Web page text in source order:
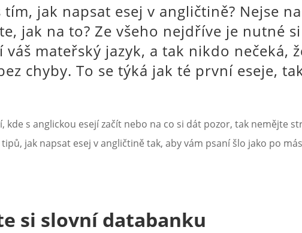
tím, jak napsat esej v angličtině? Nejse
jak na to? Ze všeho nejdříve je nutné
mateřský jazyk, a tak nikdo nečeká,
chyby. To se týká jak té první eseje,
kde s anglickou esejí začít nebo na co si dát pozor, tak nemějte
jak napsat esej v angličtině tak, aby vám psaní šlo jako po
si slovní databanku